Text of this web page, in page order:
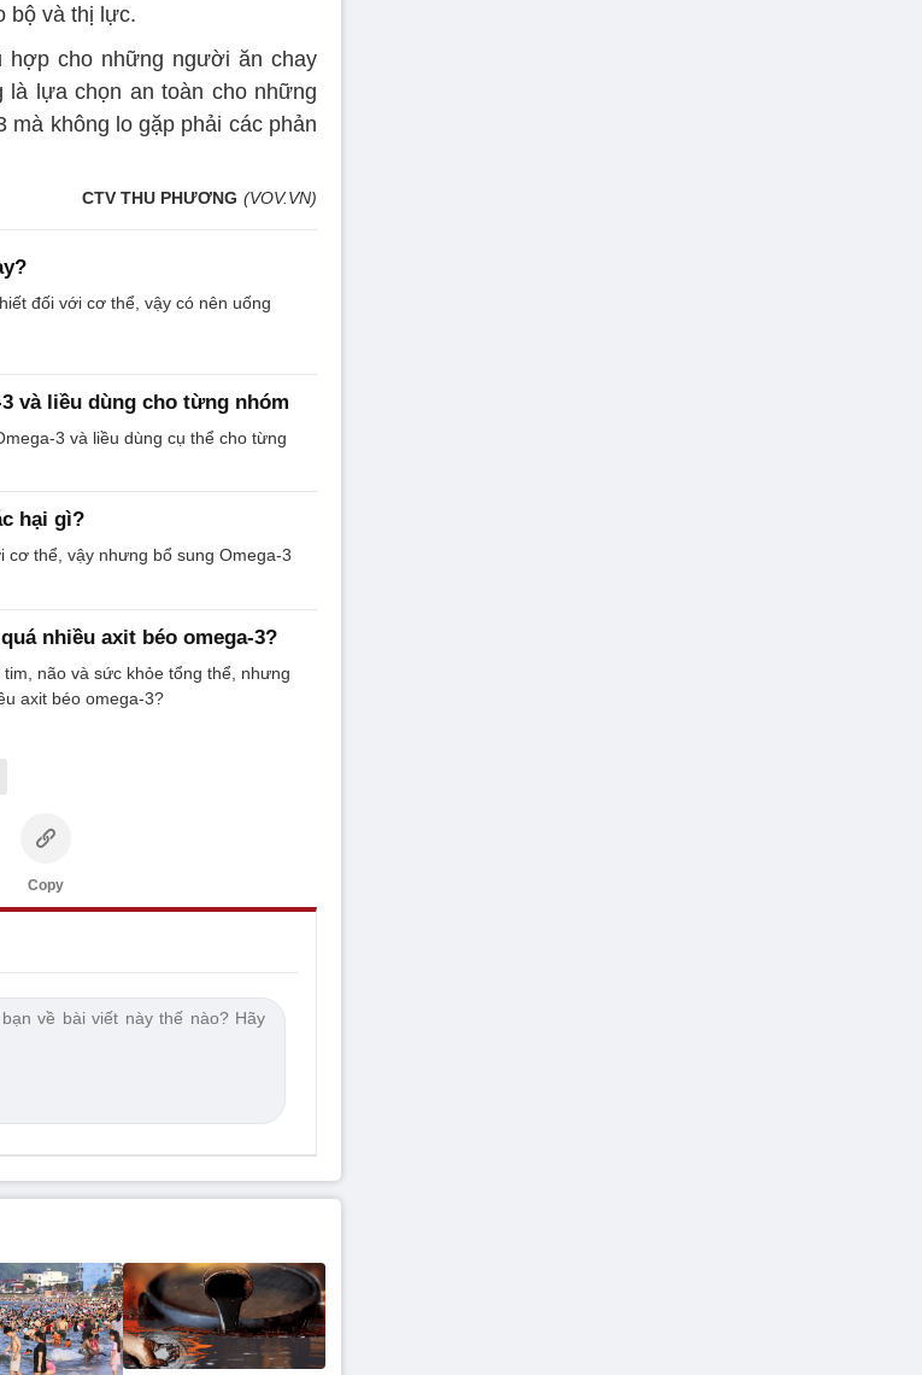
bộ và thị lực.
hợp cho những người ăn chay
là lựa chọn an toàn cho những
không lo gặp phải các phản
CTV THU PHƯƠNG (VOV.VN)
đối với cơ thể, vậy có nên uống
và liều dùng cho từng nhóm
3 và liều dùng cụ thể cho từng
hại gì?
thể, vậy nhưng bổ sung Omega-3
nhiều axit béo omega-3?
não và sức khỏe tổng thể, nhưng
axit béo omega-3?
Copy